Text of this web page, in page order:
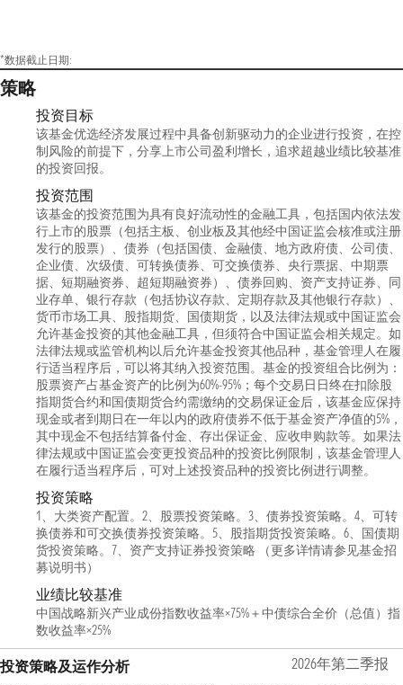
*数据截止日期:
策略
投资目标
该基金优选经济发展过程中具备创新驱动力的企业进行投资，在控
制风险的前提下，分享上市公司盈利增长，追求超越业绩比较基准
的投资回报。
投资范围
该基金的投资范围为具有良好流动性的金融工具，包括国内依法发
行上市的股票（包括主板、创业板及其他经中国证监会核准或注册
发行的股票）、债券（包括国债、金融债、地方政府债、公司债、
企业债、次级债、可转换债券、可交换债券、央行票据、中期票
据、短期融资券、超短期融资券）、债券回购、资产支持证券、同
业存单、银行存款（包括协议存款、定期存款及其他银行存款）、
货币市场工具、股指期货、国债期货，以及法律法规或中国证监会
允许基金投资的其他金融工具，但须符合中国证监会相关规定。如
法律法规或监管机构以后允许基金投资其他品种，基金管理人在履
行适当程序后，可以将其纳入投资范围。基金的投资组合比例为：
股票资产占基金资产的比例为60%-95%；每个交易日日终在扣除股
指期货合约和国债期货合约需缴纳的交易保证金后，该基金应保持
现金或者到期日在一年以内的政府债券不低于基金资产净值的5%，
其中现金不包括结算备付金、存出保证金、应收申购款等。如果法
律法规或中国证监会变更投资品种的投资比例限制，该基金管理人
在履行适当程序后，可对上述投资品种的投资比例进行调整。
投资策略
1、大类资产配置。2、股票投资策略。3、债券投资策略。4、可转
换债券和可交换债券投资策略。5、股指期货投资策略。6、国债期
货投资策略。7、资产支持证券投资策略 （更多详情请参见基金招
募说明书）
业绩比较基准
中国战略新兴产业成份指数收益率×75%＋中债综合全价（总值）指
数收益率×25%
投资策略及运作分析 2026年第二季报